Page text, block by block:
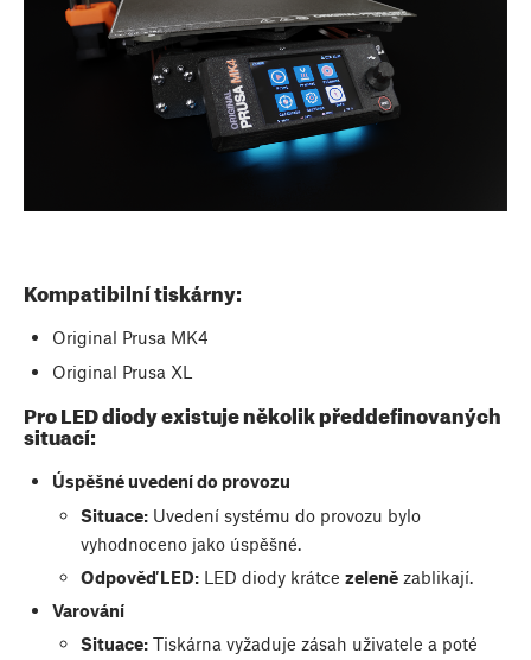
Kompatibilní tiskárny:
Original Prusa MK4
Original Prusa XL
Pro LED diody existuje několik předdefinovaných
situací:
Úspěšné uvedení do provozu
Situace:Uvedení systému do provozu bylo
vyhodnoceno jako úspěšné.
Odpověď LED:LED diody krátce zelenězablikají.
Varování
Situace:Tiskárna vyžaduje zásah uživatele a poté